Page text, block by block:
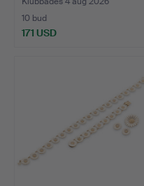
10 bud
171 USD